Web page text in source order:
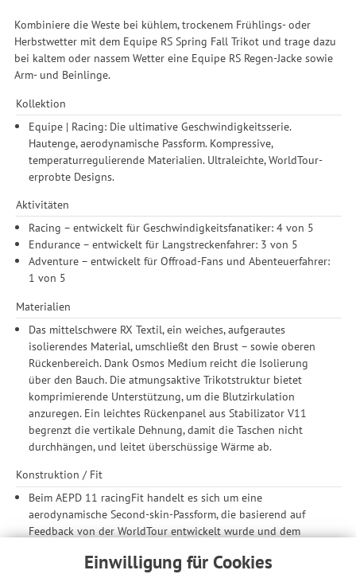
Einwilligung für Cookies
Kombiniere die Weste bei kühlem, trockenem Frühlings- oder
Herbstwetter mit dem Equipe RS Spring Fall Trikot und trage dazu
bei kaltem oder nassem Wetter eine Equipe RS Regen-Jacke sowie
Arm- und Beinlinge.
Kollektion
Equipe | Racing: Die ultimative Geschwindigkeitsserie.
Hautenge, aerodynamische Passform. Kompressive,
temperaturregulierende Materialien. Ultraleichte, WorldTour-
erprobte Designs.
Aktivitäten
Racing – entwickelt für Geschwindigkeitsfanatiker: 4 von 5
Endurance – entwickelt für Langstreckenfahrer: 3 von 5
Adventure – entwickelt für Offroad-Fans und Abenteuerfahrer:
1 von 5
Materialien
Das mittelschwere RX Textil, ein weiches, aufgerautes
isolierendes Material, umschließt den Brust – sowie oberen
Rückenbereich. Dank Osmos Medium reicht die Isolierung
über den Bauch. Die atmungsaktive Trikotstruktur bietet
komprimierende Unterstützung, um die Blutzirkulation
anzuregen. Ein leichtes Rückenpanel aus Stabilizator V11
begrenzt die vertikale Dehnung, damit die Taschen nicht
durchhängen, und leitet überschüssige Wärme ab.
Konstruktion / Fit
Beim AEPD 11 racingFit handelt es sich um eine
aerodynamische Second-skin-Passform, die basierend auf
Feedback von der WorldTour entwickelt wurde und dem